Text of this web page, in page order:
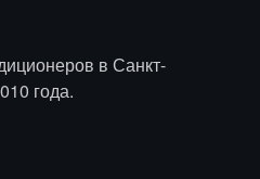
в Санкт-
года.